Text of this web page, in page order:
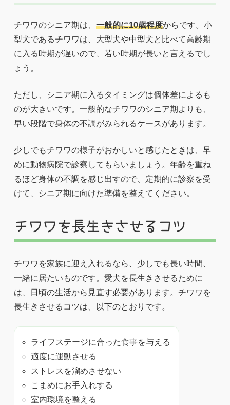
チワワのシニア期は、 一般的に10歳程度からです。小
型犬であるチワワは、大型犬や中型犬と比べて高齢期
に入る時期が遅いので、若い時期が長いと言えるでし
ょう。
ただし、シニア期に入るタイミングは個体差によるも
のが大きいです。一般的なチワワのシニア期よりも、
早い段階で身体の不調がみられるケースがあります。
少しでもチワワの様子がおかしいと感じたときは、早
めに動物病院で診察してもらいましょう。年齢を重ね
るほど身体の不調を感じ出すので、定期的に診察を受
けて、シニア期に向けた準備を整えてください。
チワワを長生きさせるコツ
チワワを家族に迎え入れるなら、少しでも長い時間、
一緒に居たいものです。愛犬を長生きさせるために
は、日頃の生活から見直す必要があります。チワワを
長生きさせるコツは、以下のとおりです。
ライフステージに合った食事を与える
適度に運動させる
ストレスを溜めさせない
こまめにお手入れする
室内環境を整える